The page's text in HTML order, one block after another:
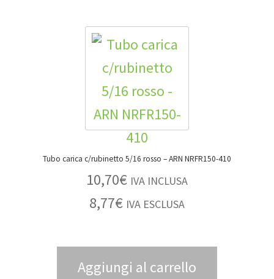
Tubo carica c/rubinetto 5/16 rosso – ARN NRFR150-410
10,70€ IVA INCLUSA
8,77€ IVA ESCLUSA
Aggiungi al carrello